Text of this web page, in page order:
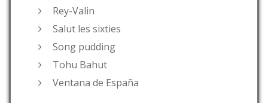
Rey-Valin
Salut les sixties
Song pudding
Tohu Bahut
Ventana de España